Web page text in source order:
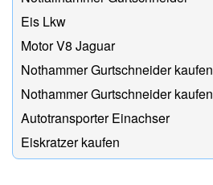
Eis Lkw
Motor V8 Jaguar
Nothammer Gurtschneider kaufen
Nothammer Gurtschneider kaufen
Autotransporter Einachser
Eiskratzer kaufen